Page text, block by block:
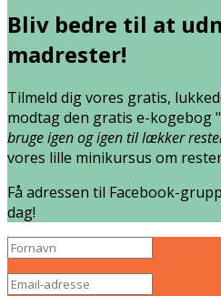
Bliv bedre til at
madrester!
Tilmeld dig vores gratis,
modtag den gratis e-kogebog "
bruge igen og igen til lækker
vores lille minikursus om
Få adressen til Facebook-
dag!